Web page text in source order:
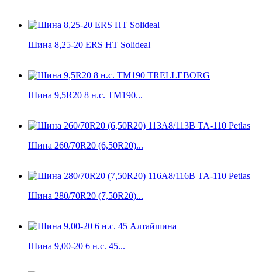
Шина 8,25-20 ERS HT Solideal
Шина 9,5R20 8 н.с. TM190...
Шина 260/70R20 (6,50R20)...
Шина 280/70R20 (7,50R20)...
Шина 9,00-20 6 н.с. 45...